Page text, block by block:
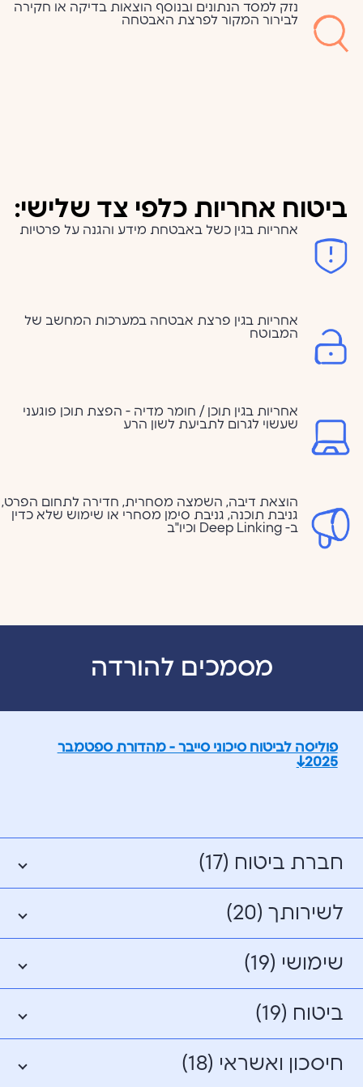
נזק למסד הנתונים ובנוסף הוצאות בדיקה או חקירה
לבירור המקור לפרצת האבטחה
ביטוח אחריות כלפי צד שלישי:
אחריות בגין כשל באבטחת מידע והגנה על פרטיות
אחריות בגין פרצת אבטחה במערכות המחשב של
המבוטח
אחריות בגין תוכן / חומר מדיה - הפצת תוכן פוגעני
שעשוי לגרום לתביעת לשון הרע
הוצאת דיבה, השמצה מסחרית, חדירה לתחום הפרט,
גניבת תוכנה, גניבת סימן מסחרי או שימוש שלא כדין
ב- Deep Linking וכיו"ב
מסמכים להורדה
פוליסה לביטוח סיכוני סייבר - מהדורת ספטמבר
2025↓
חברת ביטוח (17)
לשירותך (20)
שימושי (19)
ביטוח (19)
חיסכון ואשראי (18)